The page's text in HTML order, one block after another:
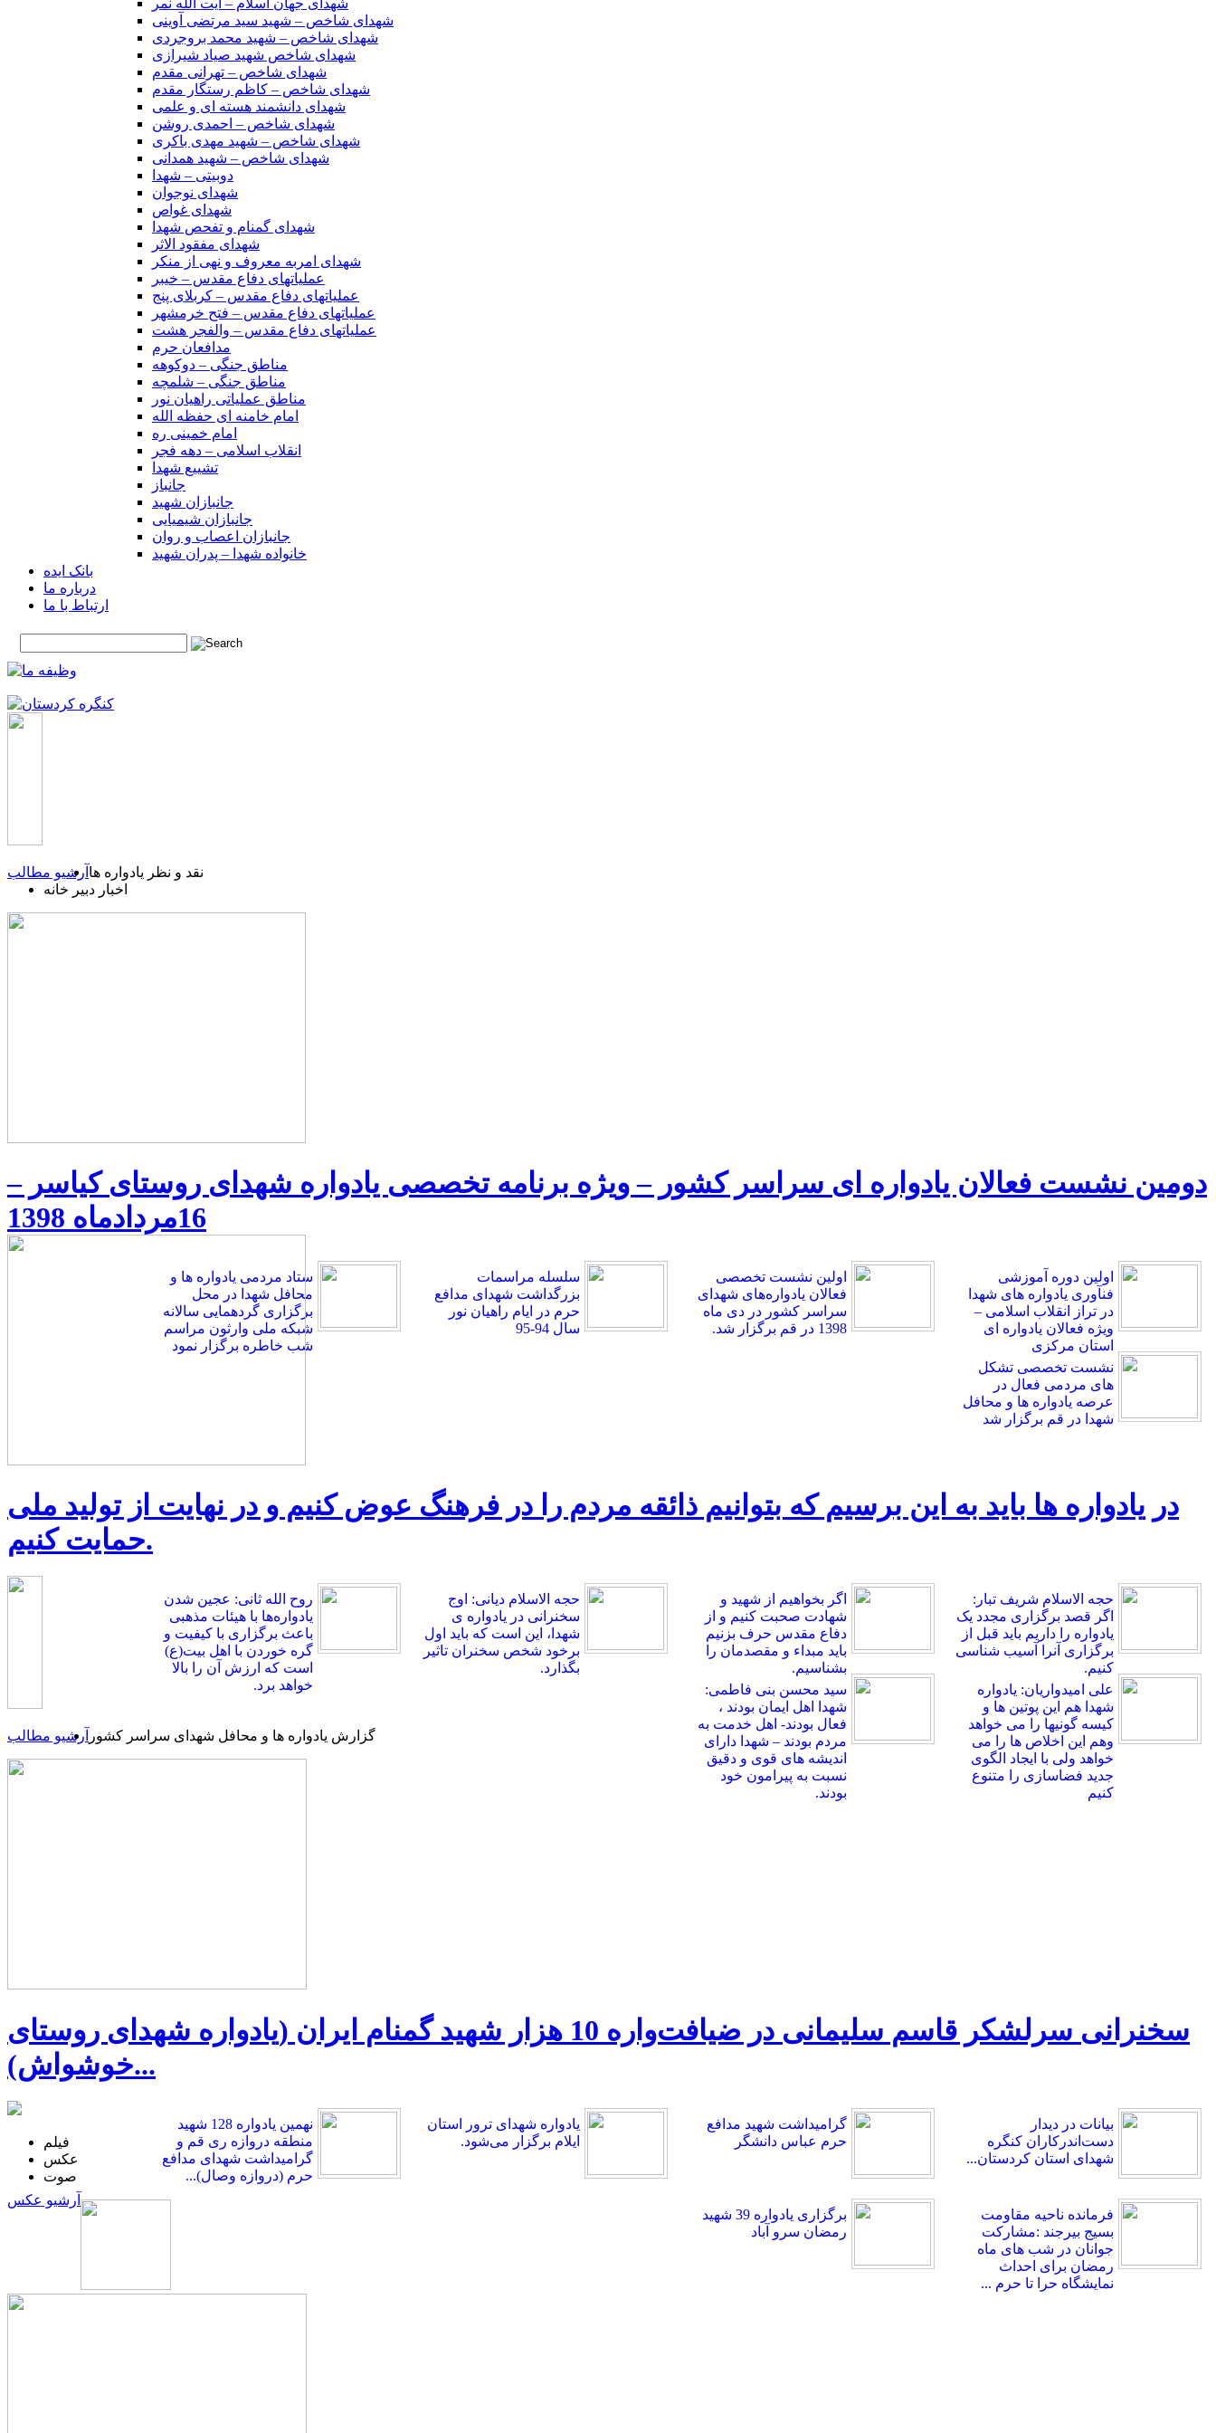
شهدای جهان اسلام – آیت الله نمر
شهدای شاخص – شهید سید مرتضی آوینی
شهدای شاخص – شهید محمد بروجردی
شهدای شاخص شهید صیاد شیرازی
شهدای شاخص – تهرانی مقدم
شهدای شاخص – کاظم رستگار مقدم
شهدای دانشمند هسته ای و علمی
شهدای شاخص – احمدی روشن
شهدای شاخص – شهید مهدی باکری
شهدای شاخص – شهید همدانی
دوبیتی – شهدا
شهدای نوجوان
شهدای غواص
شهدای گمنام و تفحص شهدا
شهدای مفقود الاثر
شهدای امربه معروف و نهی از منکر
عملیاتهای دفاع مقدس – خیبر
عملیاتهای دفاع مقدس – کربلای پنج
عملیاتهای دفاع مقدس – فتح خرمشهر
عملیاتهای دفاع مقدس – والفجر هشت
مدافعان حرم
مناطق جنگی – دوکوهه
مناطق جنگی – شلمچه
مناطق عملیاتی راهیان نور
امام خامنه ای حفظه الله
امام خمینی ره
انقلاب اسلامی – دهه فجر
تشییع شهدا
جانباز
جانبازان شهید
جانبازان شیمیایی
جانبازان اعصاب و روان
خانواده شهدا – پدران شهید
بانک ایده
درباره ما
ارتباط با ما
آرشیو مطالب نقد و نظر یادواره ها
اخبار دبیر خانه
دومین نشست فعالان یادواره ای سراسر کشور – ویژه برنامه تخصصی یادواره شهدای روستای کیاسر –
16مردادماه 1398
اولین دوره آموزشی
فنآوری یادواره های شهدا
در تراز انقلاب اسلامی –
ویژه فعالان یادواره ای
استان مرکزی
اولین نشست تخصصی
فعالان یادواره‌های شهدای
سراسر کشور در دی ماه
1398 در قم برگزار شد.
سلسله مراسمات
بزرگداشت شهدای مدافع
حرم در ایام راهیان نور
سال 94-95
ستاد مردمی یادواره ها و
محافل شهدا در محل
برگزاری گردهمایی سالانه
شبکه ملی وارثون مراسم
شب خاطره برگزار نمود
نشست تخصصی تشکل
های مردمی فعال در
عرصه یادواره ها و محافل
شهدا در قم برگزار شد
در یادواره ها باید به این برسیم که بتوانیم ذائقه مردم را در فرهنگ عوض کنیم و در نهایت از تولید ملی
حمایت کنیم.
حجه الاسلام شریف تبار:
اگر قصد برگزاری مجدد یک
یادواره را داریم باید قبل از
برگزاری آنرا آسیب شناسی
کنیم.
اگر بخواهیم از شهید و
شهادت صحبت کنیم و از
دفاع مقدس حرف بزنیم
باید مبداء و مقصدمان را
بشناسیم.
حجه الاسلام دیانی: اوج
سخنرانی در یادواره ی
شهدا، این است که باید اول
برخود شخص سخنران تاثیر
بگذارد.
روح الله ثانی: عجین شدن
یادواره‌ها با هیئات مذهبی
باعث برگزاری با کیفیت و
گره خوردن با اهل بیت(ع)
است که ارزش آن را بالا
خواهد برد.
علی امیدواریان: یادواره
شهدا هم این پوتین ها و
کیسه گونیها را می خواهد
وهم این اخلاص ها را می
خواهد ولی با ایجاد الگوی
جدید فضاسازی را متنوع
کنیم
سید محسن بنی فاطمی:
شهدا اهل ایمان بودند ،
فعال بودند- اهل خدمت به
مردم بودند – شهدا دارای
اندیشه های قوی و دقیق
نسبت به پیرامون خود
بودند.
آرشیو مطالب گزارش یادواره ها و محافل شهدای سراسر کشور
سخنرانی سرلشکر قاسم سلیمانی در ضیافت‌واره 10 هزار شهید گمنام ایران (یادواره شهدای روستای
خوشواش)...
بیانات در دیدار
دست‌اندرکاران کنگره
شهدای استان کردستان...
گرامیداشت شهید مدافع
حرم عباس دانشگر
یادواره شهدای ترور استان
ایلام برگزار می‌شود.
نهمین یادواره 128 شهید
منطقه دروازه ری قم و
گرامیداشت شهدای مدافع
حرم (دروازه وصال)...
فرمانده ناحیه مقاومت
بسیج بیرجند :مشارکت
جوانان در شب های ماه
رمضان برای احداث
نمایشگاه حرا تا حرم ...
برگزاری یادواره 39 شهید
رمضان سرو آباد
آرشیو عکس
فیلم
عکس
صوت